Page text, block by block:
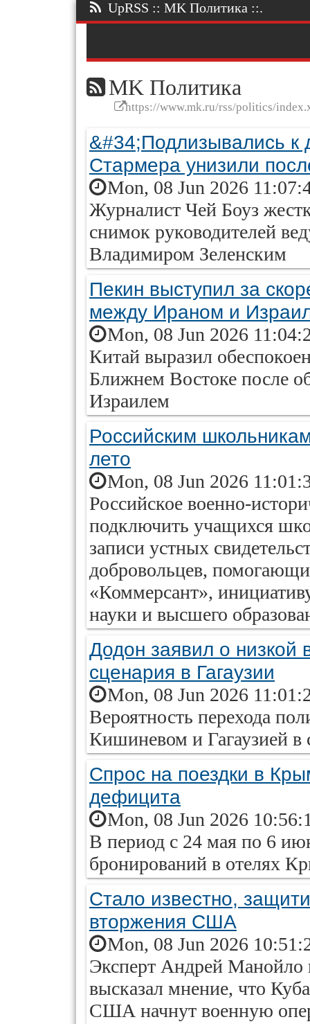
UpRSS :: MK Политика ::.
MK Политика
https://www.mk.ru/rss/politics/
&#34;Подлизывались к
Стармера унизили
Mon, 08 Jun 2026
Журналист Чей Боуз
снимок руководителей
Владимиром Зеленским
Пекин выступил за
между Ираном и
Mon, 08 Jun 2026
Китай выразил
Ближнем Востоке после
Израилем
Российским
лето
Mon, 08 Jun 2026
Российское военно-
подключить учащихся
записи устных
добровольцев,
«Коммерсант»,
науки и высшего
Додон заявил о низкой
сценария в Гагаузии
Mon, 08 Jun 2026
Вероятность перехода
Кишиневом и Гагаузией в
Спрос на поездки в
дефицита
Mon, 08 Jun 2026
В период с 24 мая по 6
бронирований в отелях
Стало известно,
вторжения США
Mon, 08 Jun 2026
Эксперт Андрей
высказал мнение, что
США начнут военную